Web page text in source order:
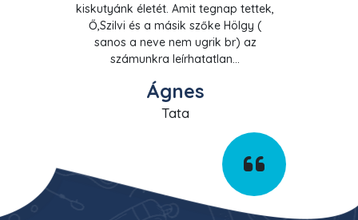
kiskutyánk életét. Amit tegnap tettek,
Ő,Szilvi és a másik szőke Hölgy (
sanos a neve nem ugrik br) az
számunkra leírhatatlan...
Ágnes
Tata